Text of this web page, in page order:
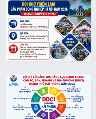
dụng
CNTT
HOẠT
ĐỘNG
Phổ
biến